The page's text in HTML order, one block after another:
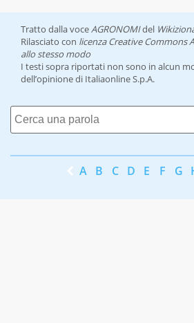
Tratto dalla voceAGRONOMIdel
Rilasciato con licenza Creative Commons
allo stesso modo
I testi sopra riportati non sono in alcun
dell’opinione di Italiaonline S.p.A.
A B C D E F G